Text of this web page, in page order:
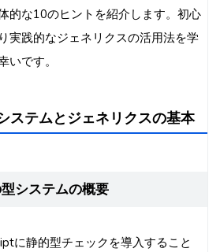
的な10のヒントを紹介します。初心
実践的なジェネリクスの活用法を学
いです。
ステムとジェネリクスの基本
システムの概要
に静的型チェックを導入すること